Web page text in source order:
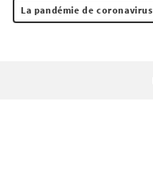
La pandémie de coronavirus